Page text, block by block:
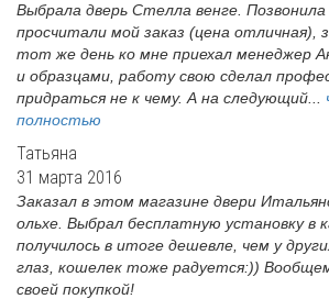
Выбрала дверь Стелла венге. Позвонила
просчитали мой заказ (цена отличная),
тот же день ко мне приехал менеджер
и образцами, работу свою сделал
придраться не к чему. А на следующий...
полностью
Татьяна
31 марта 2016
Заказал в этом магазине двери
ольхе. Выбрал бесплатную установку в
получилось в итоге дешевле, чем у
глаз, кошелек тоже радуется:))
своей покупкой!